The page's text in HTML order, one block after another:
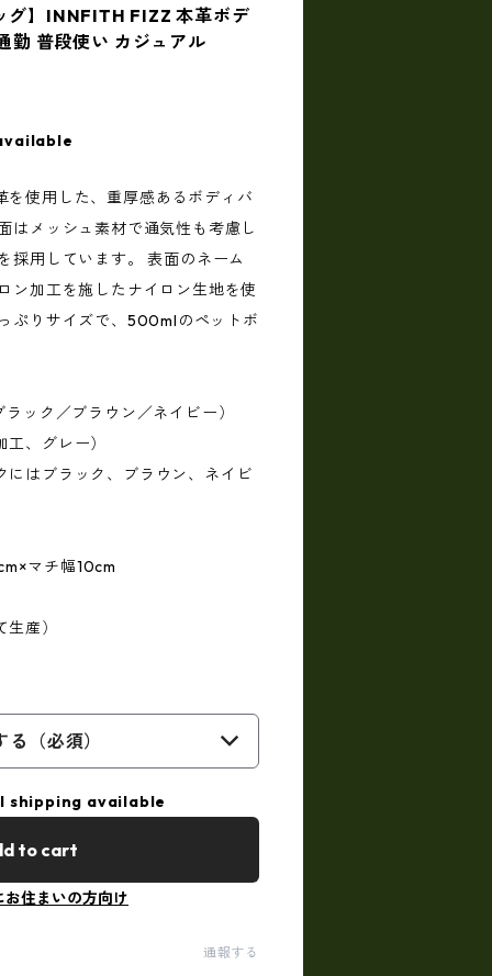
グ】INNFITH FIZZ 本革ボデ
勤 普段使い カジュアル
を使用した、重厚感あるボディバ
はメッシュ素材で通気性も考慮し
採用しています。 表面のネーム
ン加工を施したナイロン生地を使
ぷりサイズで、500mlのペットボ
ック／ブラウン／ネイビー）
、グレー）
にはブラック、ブラウン、ネイビ
マチ幅10cm
産）
る（必須）
shipping available
to cart
お住まいの方向け
通報する